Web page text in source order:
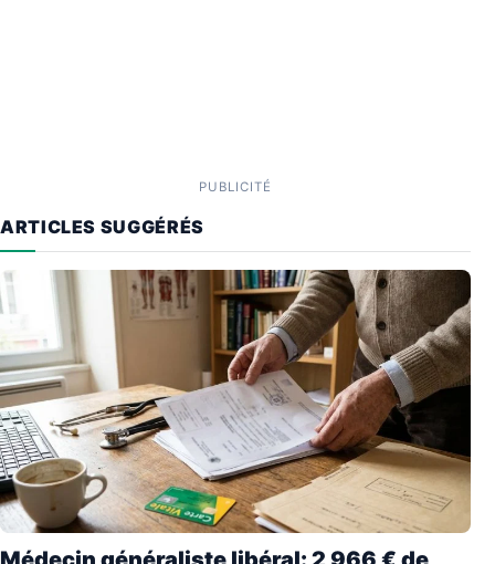
PUBLICITÉ
ARTICLES SUGGÉRÉS